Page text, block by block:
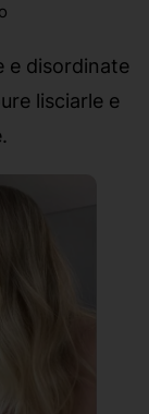
e disordinate
lisciarle e